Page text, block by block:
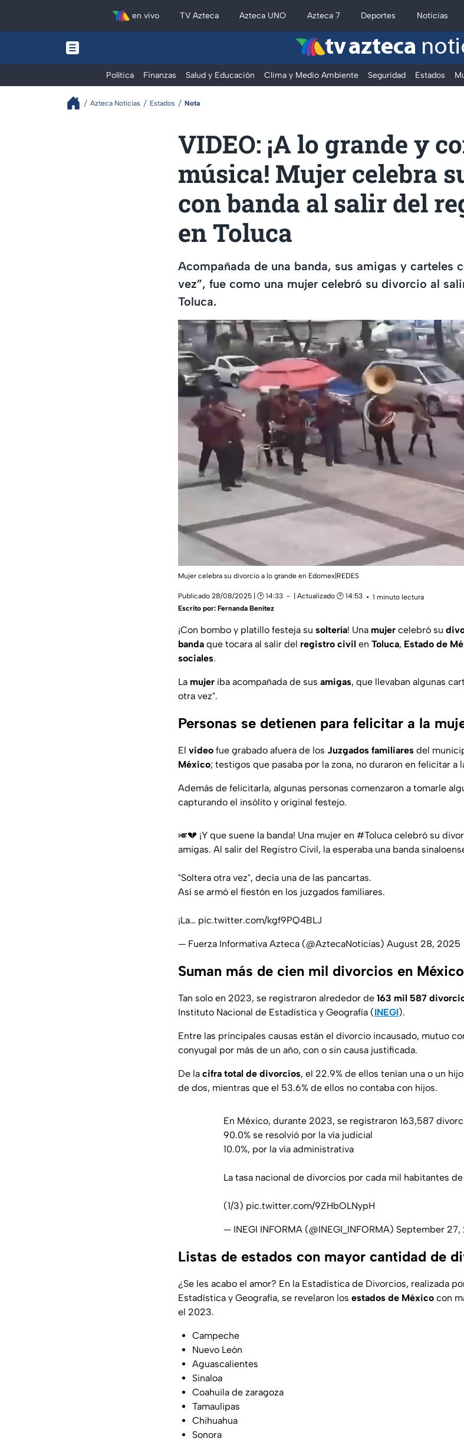
en vivo TV Azteca Azteca UNO Azteca 7 Deportes Noticias
tv azteca
Política Finanzas Salud y Educación Clima y Medio Ambiente Seguridad Estados
Azteca Noticias Estados Nota
VIDEO: ¡A lo grande y
música! Mujer celebra
con banda al salir del
en Toluca
Acompañada de una banda, sus amigas y carteles
vez”, fue como una mujer celebró su divorcio al
Toluca.
Mujer celebra su divorcio a lo grande en Edomex|REDES
Publicado 28/08/2025 | 🕑 14:33 | Actualizado 🕑 14:53
1 minuto lectura
Escrito por: Fernanda Benítez
¡Con bombo y platillo festeja su soltería! Una mujer celebró su
banda que tocara al salir del registro civil en Toluca, Estado de
sociales.
La mujer iba acompañada de sus amigas, que llevaban algunas
otra vez".
Personas se detienen para felicitar a la
El video fue grabado afuera de los Juzgados familiares del
México; testigos que pasaba por la zona, no duraron en felicitar a
Además de felicitarla, algunas personas comenzaron a tomarle
capturando el insólito y original festejo.
🎺💔 ¡Y que suene la banda! Una mujer en #Toluca celebró su
amigas. Al salir del Registro Civil, la esperaba una banda
"Soltera otra vez", decía una de las pancartas.
Así se armó el fiestón en los juzgados familiares.
¡La… pic.twitter.com/kgf9PQ4BLJ
— Fuerza Informativa Azteca (@AztecaNoticias) August 28, 2025
Suman más de cien mil divorcios en
Tan solo en 2023, se registraron alrededor de 163 mil 587
Instituto Nacional de Estadística y Geografía (INEGI).
Entre las principales causas están el divorcio incausado, mutuo
conyugal por más de un año, con o sin causa justificada.
De la cifra total de divorcios, el 22.9% de ellos tenían una o un
de dos, mientras que el 53.6% de ellos no contaba con hijos.
En México, durante 2023, se registraron 163,587
90.0% se resolvió por la vía judicial
10.0%, por la vía administrativa
La tasa nacional de divorcios por cada mil habitantes de
(1/3) pic.twitter.com/9ZHbOLNypH
— INEGI INFORMA (@INEGI_INFORMA) September 27,
Listas de estados con mayor cantidad de
¿Se les acabo el amor? En la Estadística de Divorcios, realizada
Estadística y Geografía, se revelaron los estados de México con
el 2023.
Campeche
Nuevo León
Aguascalientes
Sinaloa
Coahuila de zaragoza
Tamaulipas
Chihuahua
Sonora